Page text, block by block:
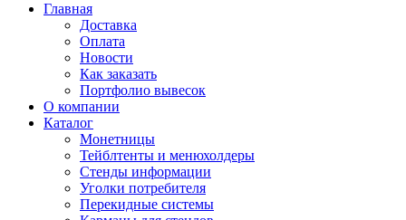
Главная
Доставка
Оплата
Новости
Как заказать
Портфолио вывесок
О компании
Каталог
Монетницы
Тейблтенты и менюхолдеры
Стенды информации
Уголки потребителя
Перекидные системы